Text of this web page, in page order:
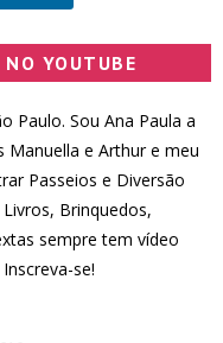
NO YOUTUBE
Paulo. Sou Ana Paula a
e Arthur e meu
Passeios e Diversão
Brinquedos,
sempre tem vídeo
se!